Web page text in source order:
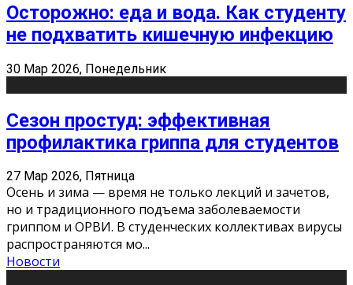
Осторожно: еда и вода. Как студенту
не подхватить кишечную инфекцию
30 Мар 2026, Понедельник
Сезон простуд: эффективная
профилактика гриппа для студентов
27 Мар 2026, Пятница
Осень и зима — время не только лекций и зачетов,
но и традиционного подъема заболеваемости
гриппом и ОРВИ. В студенческих коллективах вирусы
распространяются мо...
Новости